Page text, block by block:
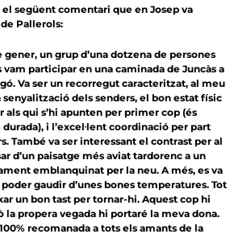
següent comentari que en Josep va
Pallerols:
gener, un grup d’una dotzena de persones
participar en una caminada de Juncàs a
Va ser un recorregut caracteritzat, al meu
senyalització dels senders, el bon estat físic
als qui s’hi apunten per primer cop (és
durada), i l’excel·lent coordinació per part
També va ser interessant el contrast per al
d’un paisatge més aviat tardorenc a un
emblanquinat per la neu. A més, es va
gaudir d’unes bones temperatures. Tot
un bon tast per tornar-hi. Aquest cop hi
la propera vegada hi portaré la meva dona.
recomanada a tots els amants de la